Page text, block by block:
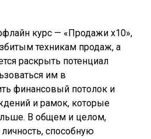
курс — «Продажи x10»,
техникам продаж, а
раскрыть потенциал
им в
финансовый потолок и
и рамок, которые
В общем и целом,
способную